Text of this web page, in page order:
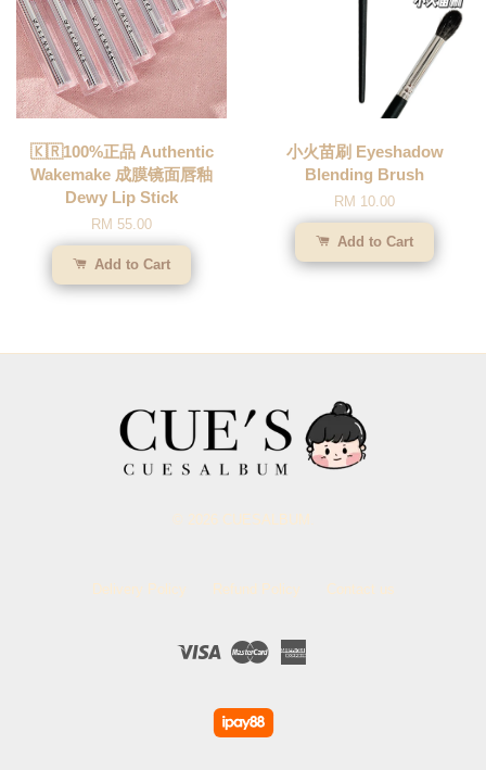
🇰🇷100%正品 Authentic
Wakemake 成膜镜面唇釉
Dewy Lip Stick
RM 55.00
Add to Cart
小火苗刷 Eyeshadow
Blending Brush
RM 10.00
Add to Cart
© 2026 CUESALBUM.
Delivery Policy Refund Policy Contact us
Visa Master